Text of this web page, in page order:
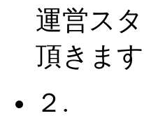
運営ス
頂きます
２.